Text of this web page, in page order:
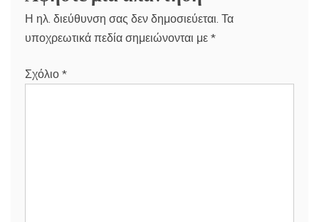
Η ηλ. διεύθυνση σας δεν δημοσιεύεται. Τα
υποχρεωτικά πεδία σημειώνονται με *
Σχόλιο *